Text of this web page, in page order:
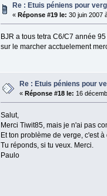
Re : Etuis péniens pour
« Réponse #19 le: 30 juin 2007
BJR a tous tetra C6/C7 année
sur le marcher acctuelement
Re : Etuis péniens pour
« Réponse #18 le: 16
Salut,
Merci Tiwit85, mais je n'ai pas
Et ton problème de verge, c'est
Tu réponds, si tu veux. Merci.
Paulo